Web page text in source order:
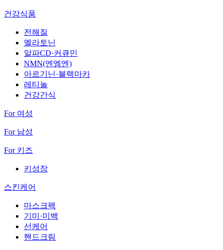
건강식품
전해질
멜라토닌
알파CD·커큐민
NMN(엔엠엔)
아르기닌·블랙마카
레티놀
건강간식
For 여성
For 남성
For 키즈
키성장
스킨케어
마스크팩
기미·미백
선케어
핸드크림